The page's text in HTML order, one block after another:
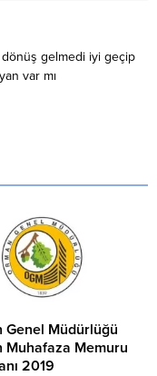
dönüş gelmedi iyi geçip
var mı
Genel Müdürlüğü
Muhafaza Memuru
2019